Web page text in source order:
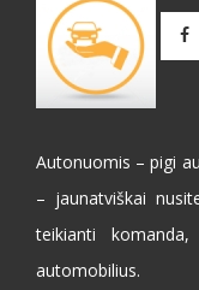
Autonuomis – pigi
– jaunatviškai
teikianti
automobilius.